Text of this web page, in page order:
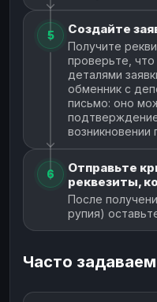
5 Создайте
Получите
проверьте,
деталями
обменник с
письмо: оно
возникновении
6
Отправьте
реквезиты,
После
рупия)
Часто